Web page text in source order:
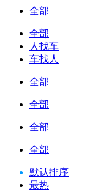
全部
全部
人找车
车找人
全部
全部
全部
全部
默认排序
最热